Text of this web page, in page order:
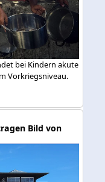
bei Kindern akute
Vorkriegsniveau.
Bild von